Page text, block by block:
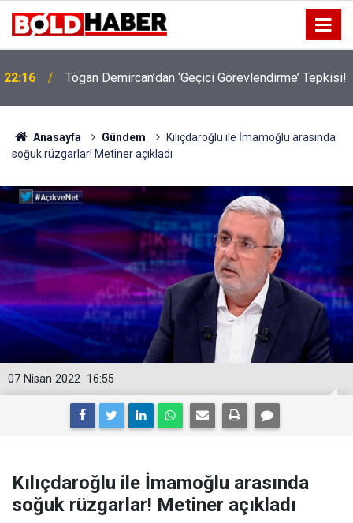
22:16 Togan Demircan’dan ‘Geçici Görevlendirme’ Tepkisi!
19:32 Sıcak Havalarda Ödem Şikayetini Hafife Almayın!
Anasayfa Gündem
Kılıçdaroğlu ile İmamoğlu arasında
soğuk rüzgarlar! Metiner açıkladı
16:55
07 Nisan 2022
Kılıçdaroğlu ile İmamoğlu arasında
soğuk rüzgarlar! Metiner açıkladı